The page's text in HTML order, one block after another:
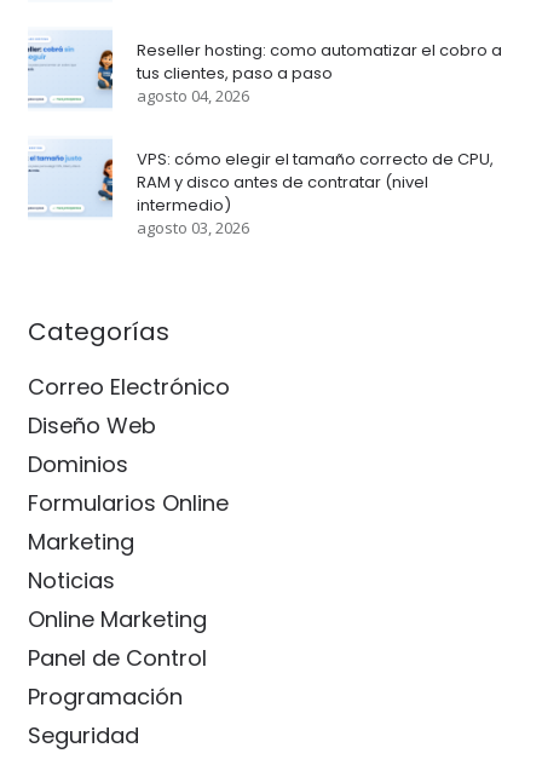
Reseller hosting: como automatizar el cobro a
tus clientes, paso a paso
agosto 04, 2026
VPS: cómo elegir el tamaño correcto de CPU,
RAM y disco antes de contratar (nivel
intermedio)
agosto 03, 2026
Categorías
Correo Electrónico
Diseño Web
Dominios
Formularios Online
Marketing
Noticias
Online Marketing
Panel de Control
Programación
Seguridad